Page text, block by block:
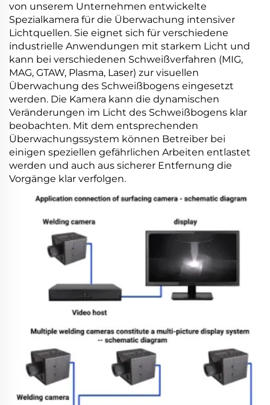
von unserem Unternehmen entwickelte
Spezialkamera für die Überwachung intensiver
Lichtquellen. Sie eignet sich für verschiedene
industrielle Anwendungen mit starkem Licht und
kann bei verschiedenen Schweißverfahren (MIG,
MAG, GTAW, Plasma, Laser) zur visuellen
Überwachung des Schweißbogens eingesetzt
werden. Die Kamera kann die dynamischen
Veränderungen im Licht des Schweißbogens klar
beobachten. Mit dem entsprechenden
Überwachungssystem können Betreiber bei
einigen speziellen gefährlichen Arbeiten entlastet
werden und auch aus sicherer Entfernung die
Vorgänge klar verfolgen.